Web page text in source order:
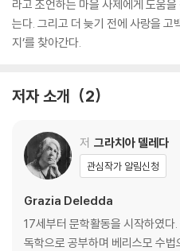
라고 조언하는 마을 사제에게 도움
는다. 그리고 더 늦기 전에 사랑을 고
지’를 찾아간다.
저자 소개 2
저 그라치아 델레다
관심작가 알림신청
Grazia Deledda
17세부터 문학활동을 시작하였다
독학으로 공부하며 베리스모 수